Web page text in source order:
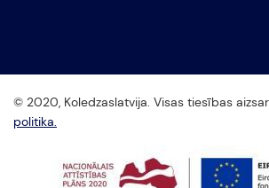
© 2020, Koledzaslatvija. Visas tiesības
politika.